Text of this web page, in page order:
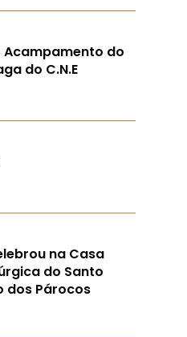
Acampamento do
do C.N.E
na Casa
do Santo
dos Párocos